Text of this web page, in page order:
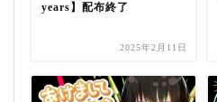
years】配布終了
2025年2月11日